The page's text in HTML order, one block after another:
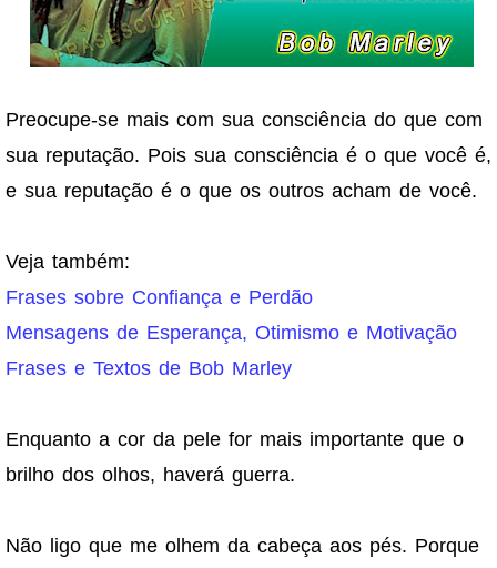
Preocupe-se mais com sua consciência do que com
sua reputação. Pois sua consciência é o que você é,
e sua reputação é o que os outros acham de você.
Veja também:
Frases sobre Confiança e Perdão
Mensagens de Esperança, Otimismo e Motivação
Frases e Textos de Bob Marley
Enquanto a cor da pele for mais importante que o
brilho dos olhos, haverá guerra.
Não ligo que me olhem da cabeça aos pés. Porque